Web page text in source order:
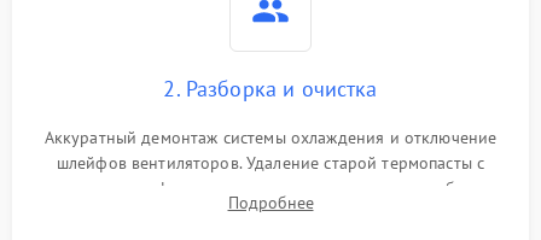
2. Разборка и очистка
Аккуратный демонтаж системы охлаждения и отключение
шлейфов вентиляторов. Удаление старой термопасты с
кристалла графического чипа и термопрокладок с банок
памяти и зоны VRM. Очистка платы от пыли и окислов.
Подробнее